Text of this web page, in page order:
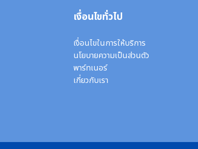
เงื่อนไขทั่วไป
เงื่อนไขในการให้บริการ
นโยบายความเป็นส่วนตัว
พาร์ทเนอร์
เกี่ยวกับเรา